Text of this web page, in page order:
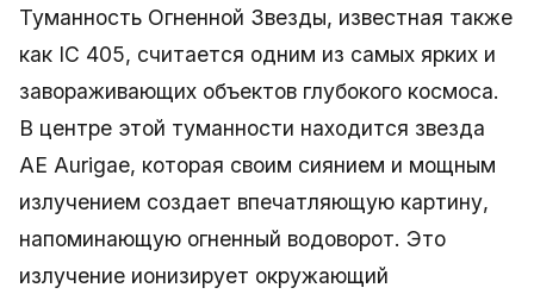
Туманность Огненной Звезды, известная также
как IC 405, считается одним из самых ярких и
завораживающих объектов глубокого космоса.
В центре этой туманности находится звезда
AE Aurigae, которая своим сиянием и мощным
излучением создает впечатляющую картину,
напоминающую огненный водоворот. Это
излучение ионизирует окружающий